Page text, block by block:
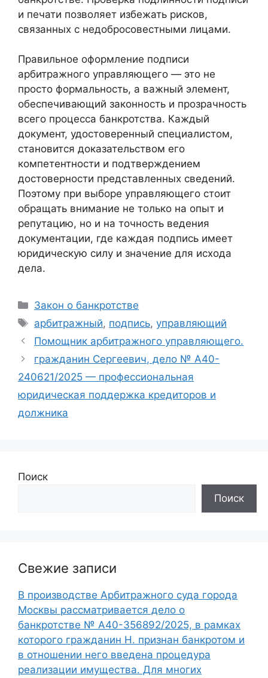
и печати позволяет избежать рисков,
связанных с недобросовестными лицами.
Правильное оформление подписи
арбитражного управляющего — это не
просто формальность, а важный элемент,
обеспечивающий законность и прозрачность
всего процесса банкротства. Каждый
документ, удостоверенный специалистом,
становится доказательством его
компетентности и подтверждением
достоверности представленных сведений.
Поэтому при выборе управляющего стоит
обращать внимание не только на опыт и
репутацию, но и на точность ведения
документации, где каждая подпись имеет
юридическую силу и значение для исхода
дела.
Рубрики
Закон о банкротстве
Метки
арбитражный, подпись,управляющий
Помощник арбитражного управляющего.
гражданин Сергеевич, дело № А40-
240621/2025 — профессиональная
юридическая поддержка кредиторов и
должника
Поиск
Поиск
Свежие записи
В производстве Арбитражного суда города
Москвы рассматривается дело о
банкротстве № А40-356892/2025, в рамках
которого гражданин Н. признан банкротом и
в отношении него введена процедура
реализации имущества. Для многих